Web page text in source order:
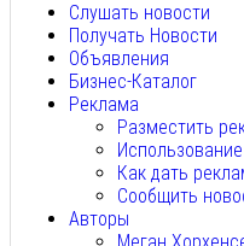
Слушать новости
Получать Новости
Объявления
Бизнес-Каталог
Реклама
Разместить
Как дать
Сообщить
Авторы